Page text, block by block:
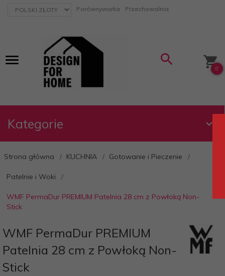
currency_h Porównywarka Przechowalnia
0
Kategorie
Strona główna KUCHNIA Gotowanie i Pieczenie
Patelnie i Woki
WMF PermaDur PREMIUM Patelnia 28 cm z Powłoką Non-
Stick
WMF PermaDur PREMIUM
Patelnia 28 cm z Powłoką Non-
Stick